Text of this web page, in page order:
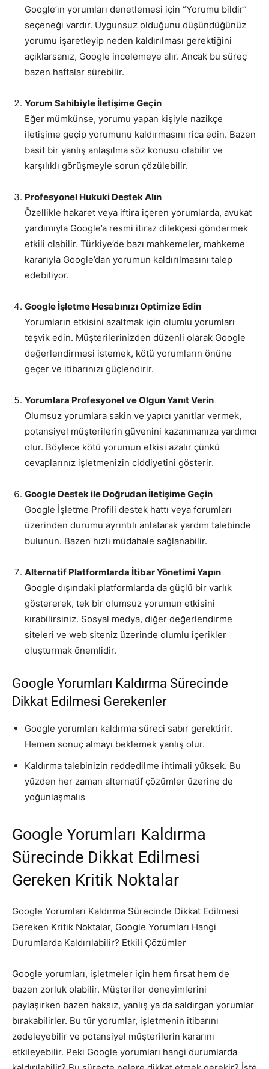
Google’ın yorumları denetlemesi için “Yorumu bildir”
seçeneği vardır. Uygunsuz olduğunu düşündüğünüz
yorumu işaretleyip neden kaldırılması gerektiğini
açıklarsanız, Google incelemeye alır. Ancak bu süreç
bazen haftalar sürebilir.
Yorum Sahibiyle İletişime Geçin
Eğer mümkünse, yorumu yapan kişiyle nazikçe
iletişime geçip yorumunu kaldırmasını rica edin. Bazen
basit bir yanlış anlaşılma söz konusu olabilir ve
karşılıklı görüşmeyle sorun çözülebilir.
Profesyonel Hukuki Destek Alın
Özellikle hakaret veya iftira içeren yorumlarda, avukat
yardımıyla Google’a resmi itiraz dilekçesi göndermek
etkili olabilir. Türkiye’de bazı mahkemeler, mahkeme
kararıyla Google’dan yorumun kaldırılmasını talep
edebiliyor.
Google İşletme Hesabınızı Optimize Edin
Yorumların etkisini azaltmak için olumlu yorumları
teşvik edin. Müşterilerinizden düzenli olarak Google
değerlendirmesi istemek, kötü yorumların önüne
geçer ve itibarınızı güçlendirir.
Yorumlara Profesyonel ve Olgun Yanıt Verin
Olumsuz yorumlara sakin ve yapıcı yanıtlar vermek,
potansiyel müşterilerin güvenini kazanmanıza yardımcı
olur. Böylece kötü yorumun etkisi azalır çünkü
cevaplarınız işletmenizin ciddiyetini gösterir.
Google Destek ile Doğrudan İletişime Geçin
Google İşletme Profili destek hattı veya forumları
üzerinden durumu ayrıntılı anlatarak yardım talebinde
bulunun. Bazen hızlı müdahale sağlanabilir.
Alternatif Platformlarda İtibar Yönetimi Yapın
Google dışındaki platformlarda da güçlü bir varlık
göstererek, tek bir olumsuz yorumun etkisini
kırabilirsiniz. Sosyal medya, diğer değerlendirme
siteleri ve web siteniz üzerinde olumlu içerikler
oluşturmak önemlidir.
Google Yorumları Kaldırma Sürecinde
Dikkat Edilmesi Gerekenler
Google yorumları kaldırma süreci sabır gerektirir.
Hemen sonuç almayı beklemek yanlış olur.
Kaldırma talebinizin reddedilme ihtimali yüksek. Bu
yüzden her zaman alternatif çözümler üzerine de
yoğunlaşmalıs
Google Yorumları Kaldırma
Sürecinde Dikkat Edilmesi
Gereken Kritik Noktalar
Google Yorumları Kaldırma Sürecinde Dikkat Edilmesi
Gereken Kritik Noktalar, Google Yorumları Hangi
Durumlarda Kaldırılabilir? Etkili Çözümler
Google yorumları, işletmeler için hem fırsat hem de
bazen zorluk olabilir. Müşteriler deneyimlerini
paylaşırken bazen haksız, yanlış ya da saldırgan yorumlar
bırakabilirler. Bu tür yorumlar, işletmenin itibarını
zedeleyebilir ve potansiyel müşterilerin kararını
etkileyebilir. Peki Google yorumları hangi durumlarda